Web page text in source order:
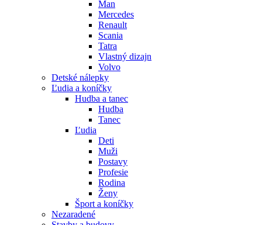
Man
Mercedes
Renault
Scania
Tatra
Vlastný dizajn
Volvo
Detské nálepky
Ľudia a koníčky
Hudba a tanec
Hudba
Tanec
Ľudia
Deti
Muži
Postavy
Profesie
Rodina
Ženy
Šport a koníčky
Nezaradené